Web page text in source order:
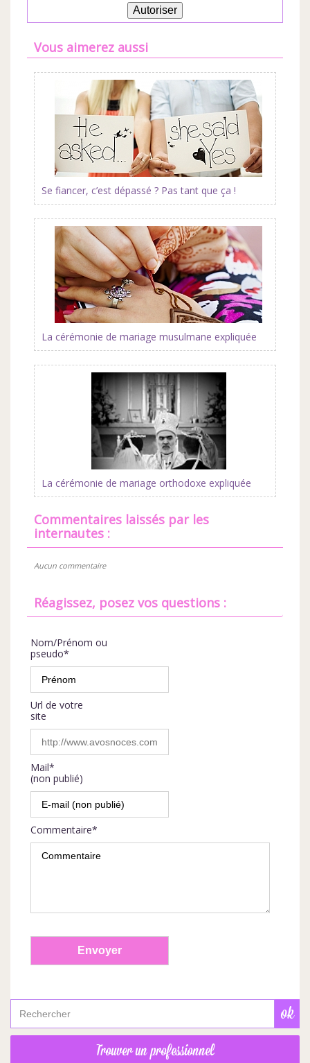
Autoriser
Vous aimerez aussi
Se fiancer, c’est dépassé ? Pas tant que ça !
La cérémonie de mariage musulmane expliquée
La cérémonie de mariage orthodoxe expliquée
commentaires laissés par les
internautes :
Aucun commentaire
Réagissez, posez vos questions :
Nom/Prénom ou
pseudo*
Url de votre
site
Mail*
(non publié)
Commentaire*
Trouver un professionnel